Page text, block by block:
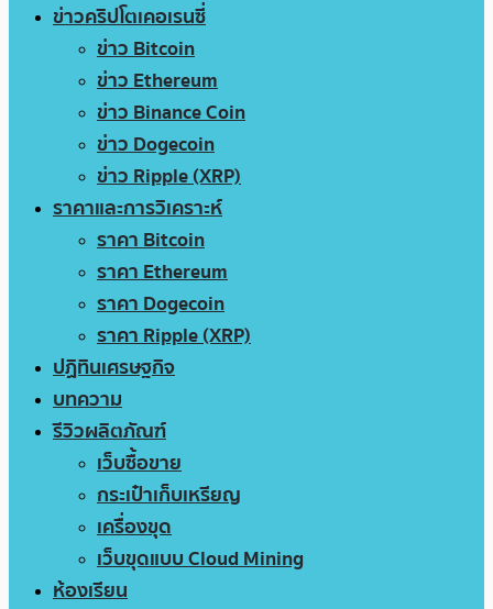
ข่าวคริปโตเคอเรนซี่
ข่าว Bitcoin
ข่าว Ethereum
ข่าว Binance Coin
ข่าว Dogecoin
ข่าว Ripple (XRP)
ราคาและการวิเคราะห์
ราคา Bitcoin
ราคา Ethereum
ราคา Dogecoin
ราคา Ripple (XRP)
ปฏิทินเศรษฐกิจ
บทความ
รีวิวผลิตภัณฑ์
เว็บซื้อขาย
กระเป๋าเก็บเหรียญ
เครื่องขุด
เว็บขุดแบบ Cloud Mining
ห้องเรียน